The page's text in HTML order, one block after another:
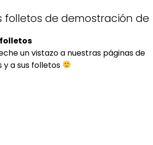
folletos de demostración de
folletos
un vistazo a nuestras páginas de
a sus folletos